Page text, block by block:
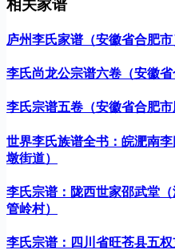
相关家谱
庐州李氏家谱（安徽省合肥市
李氏尚龙公宗谱六卷（安徽省
李氏宗谱五卷（安徽省合肥市
世界李氏族谱全书：皖淝南
墩街道）
李氏宗谱：陇西世家邵武堂
管岭村）
李氏宗谱：四川省旺苍县五